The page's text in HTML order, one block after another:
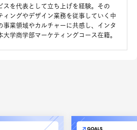
スを代表として立ち上げを経験。その
ィングやデザイン業務を従事していく中
事業領域やカルチャーに共感し、インタ
大学商学部マーケティングコース在籍。